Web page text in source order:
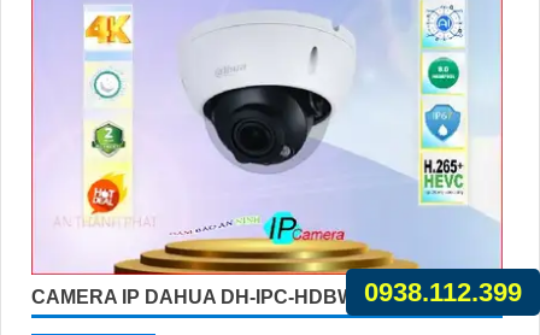
CAMERA IP DAHUA DH-IPC-HDBW2831RP-ZAS-S2
0938.112.399